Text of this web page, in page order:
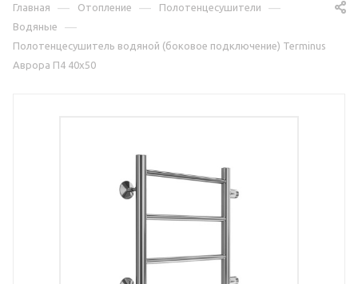
Главная — Отопление — Полотенцесушители —
Водяные —
Полотенцесушитель водяной (боковое подключение) Terminus
Аврора П4 40х50